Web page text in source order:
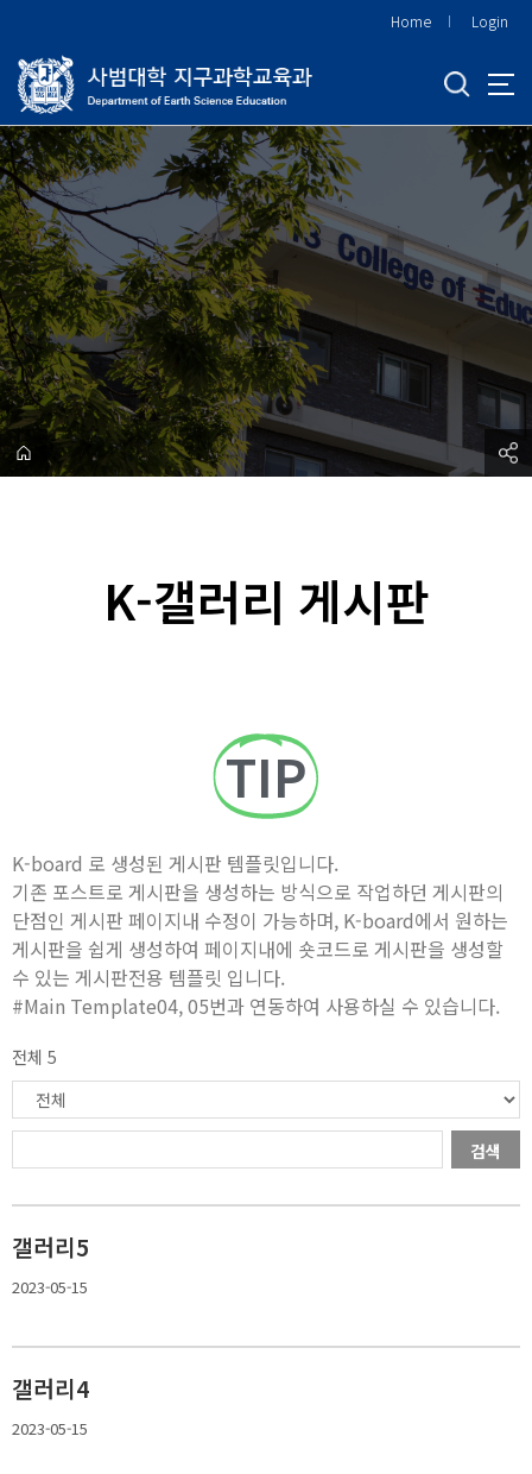
메
뉴
Home Login
K-갤러리 게시판
TIP
K-board 로 생성된 게시판 템플릿입니다.
기존 포스트로 게시판을 생성하는 방식으로 작업하던 게시판의
단점인 게시판 페이지내 수정이 가능하며, K-board에서 원하는
게시판을 쉽게 생성하여 페이지내에 숏코드로 게시판을 생성할
수 있는 게시판전용 템플릿 입니다.
#Main Template04, 05번과 연동하여 사용하실 수 있습니다.
전체 5
검색
갤러리5
2023-05-15
갤러리4
2023-05-15